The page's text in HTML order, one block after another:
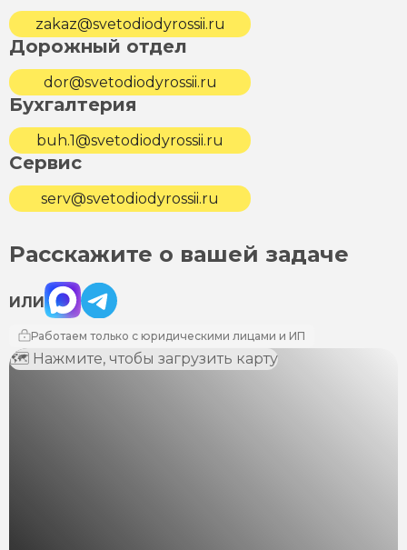
zakaz@svetodiodyrossii.ru
Дорожный отдел
dor@svetodiodyrossii.ru
Бухгалтерия
buh.1@svetodiodyrossii.ru
Сервис
serv@svetodiodyrossii.ru
Расскажите о вашей задаче
ИЛИ
Max Telegram
Работаем только с юридическими лицами и ИП
🗺 Нажмите, чтобы загрузить карту